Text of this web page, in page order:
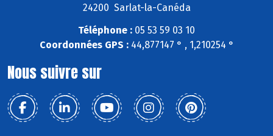
24200 Sarlat-la-Canéda
Téléphone : 05 53 59 03 10
Coordonnées GPS :44,877147 ° , 1,210254 °
Nous suivre sur